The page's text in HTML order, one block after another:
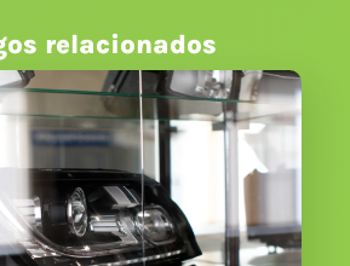
relacionados